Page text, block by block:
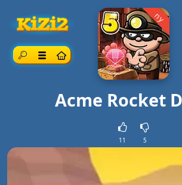
Sök Meny
ny
Acme Rocket
11 5